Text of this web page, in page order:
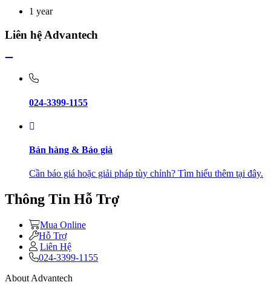
1 year
Liên hệ Advantech
024-3399-1155
Bán hàng & Báo giá
Cần báo giá hoặc giải pháp tùy chỉnh? Tìm hiểu thêm tại đây.
Thông Tin Hỗ Trợ
Mua Online
Hỗ Trợ
Liên Hệ
024-3399-1155
About Advantech